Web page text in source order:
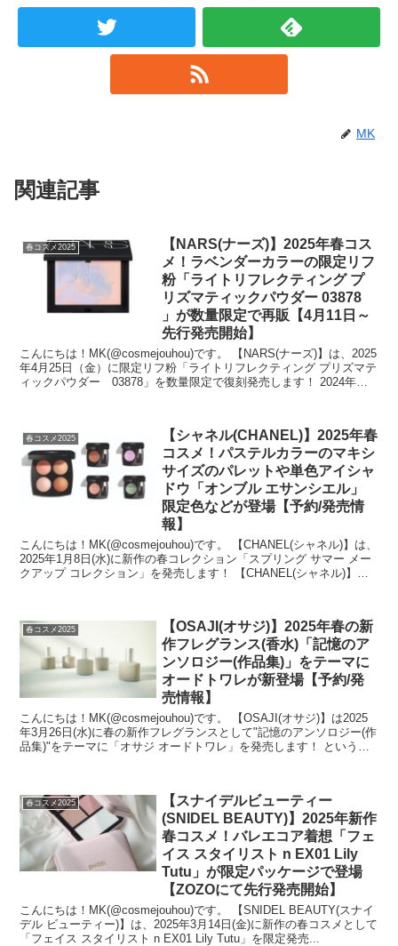
MK
関連記事
春コスメ2025
【NARS(ナーズ)】2025年春コス
メ！ラベンダーカラーの限定リフ
粉「ライトリフレクティング プ
リズマティックパウダー 03878
」が数量限定で再販【4月11日～
先行発売開始】
こんにちは！MK(@cosmejouhou)です。 【NARS(ナーズ)】は、2025
年4月25日（金）に限定リフ粉「ライトリフレクティング プリズマテ
ィックパウダー 03878」を数量限定で復刻発売します！ 2024年秋
春コスメ2025
【シャネル(CHANEL)】2025年春
コスメ！パステルカラーのマキシ
サイズのパレットや単色アイシャ
ドウ「オンブル エサンシエル」
限定色などが登場【予約/発売情
報】
こんにちは！MK(@cosmejouhou)です。 【CHANEL(シャネル)】は、
2025年1月8日(水)に新作の春コレクション「スプリング サマー メー
クアップ コレクション」を発売します！ 【CHANEL(シャネル)】
春コスメ2025
【OSAJI(オサジ)】2025年春の新
作フレグランス(香水)「記憶のア
ンソロジー(作品集)」をテーマに
オードトワレが新登場【予約/発
売情報】
こんにちは！MK(@cosmejouhou)です。 【OSAJI(オサジ)】は2025
年3月26日(水)に春の新作フレグランスとして"記憶のアンソロジー(作
品集)"をテーマに「オサジ オードトワレ」を発売します！ というこ
春コスメ2025
【スナイデルビューティー
(SNIDEL BEAUTY)】2025年新作
春コスメ！バレエコア着想「フェ
イス スタイリスト n EX01 Lily
Tutu」が限定パッケージで登場
【ZOZOにて先行発売開始】
こんにちは！MK(@cosmejouhou)です。 【SNIDEL BEAUTY(スナイ
デル ビューティー)】は、2025年3月14日(金)に新作の春コスメとして
「フェイス スタイリスト n EX01 Lily Tutu」を限定発売...